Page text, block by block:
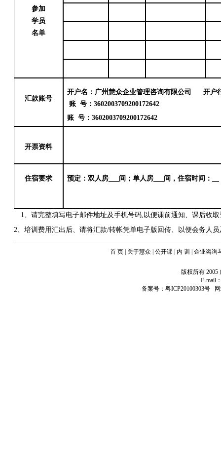
参加
学员
名单
汇款账号
开户名：广州慧众企业管理咨询有限公司
开户
账 号：3602003709200172642
账 号：3602003709200172642
开票资料
住宿要求 预定：双人房 ___间；单人房___间，住宿时间：
1、请完整填写电子邮件地址及手机号码,以便课前通知、 课后收取
2、培训费用汇出后、 请将汇款/转帐凭单电子版回传、 以便会务人
首 页 | 关于慧众 | 公开课 | 内 训 | 企业咨
版权所有 2005
E-mail
备案号：粤ICP20100303号